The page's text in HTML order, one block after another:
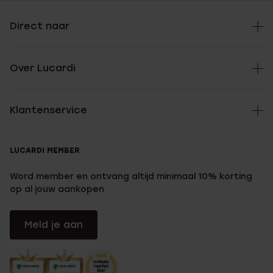
Direct naar
Over Lucardi
Klantenservice
LUCARDI MEMBER
Word member en ontvang altijd minimaal 10% korting
op al jouw aankopen
Meld je aan